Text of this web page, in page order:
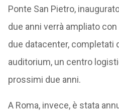
Ponte San Pietro,
due anni verrà ampliato
due datacenter, completati
auditorium, un centro
prossimi due anni.
A Roma, invece, è stata